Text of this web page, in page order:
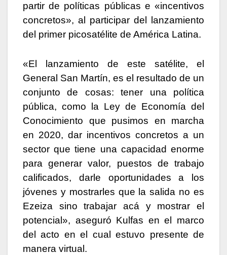
partir de políticas públicas e «incentivos
concretos», al participar del lanzamiento
del primer picosatélite de América Latina.
«El lanzamiento de este satélite, el
General San Martín, es el resultado de un
conjunto de cosas: tener una política
pública, como la Ley de Economía del
Conocimiento que pusimos en marcha
en 2020, dar incentivos concretos a un
sector que tiene una capacidad enorme
para generar valor, puestos de trabajo
calificados, darle oportunidades a los
jóvenes y mostrarles que la salida no es
Ezeiza sino trabajar acá y mostrar el
potencial», aseguró Kulfas en el marco
del acto en el cual estuvo presente de
manera virtual.